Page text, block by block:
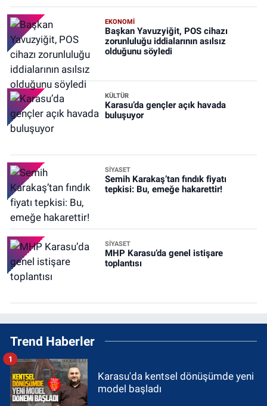
EKONOMİ
Başkan Yavuzyiğit, POS cihazı
zorunluluğu iddialarının asılsız
olduğunu söyledi
KÜLTÜR
Karasu’da gençler açık havada
buluşuyor
SİYASET
Semih Karakaş’tan fındık fiyatı
tepkisi: Bu, emeğe hakarettir!
SİYASET
MHP Karasu’da genel istişare
toplantısı
Trend Haberler
Karasu'da kentsel dönüşümde yeni
model başladı
1